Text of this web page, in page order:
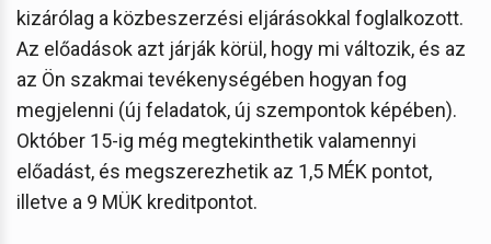
kizárólag a közbeszerzési eljárásokkal foglalkozott.
Az előadások azt járják körül, hogy mi változik, és az
az Ön szakmai tevékenységében hogyan fog
megjelenni (új feladatok, új szempontok képében).
Október 15-ig még megtekinthetik valamennyi
előadást, és megszerezhetik az 1,5 MÉK pontot,
illetve a 9 MÜK kreditpontot.